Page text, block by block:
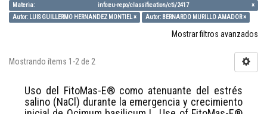
Materia: info:eu-repo/classification/cti/2417 ×
Autor: LUIS GUILLERMO HERNANDEZ MONTIEL ×
Autor: BERNARDO MURILLO AMADOR ×
Mostrar filtros avanzados
Mostrando ítems 1-2 de 2
Uso del FitoMas-E® como atenuante del estrés
salino (NaCl) durante la emergencia y crecimiento